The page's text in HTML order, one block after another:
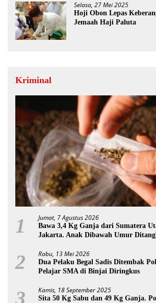
Selasa, 27 Mei 2025
Hoji Obon Lepas
Jemaah Haji Paluta
Kriminal
1 Jumat, 7 Agustus 2026
Bawa 3,4 Kg Ganja dari Sumatera
Jakarta. Anak Dibawah Umur
2 Rabu, 13 Mei 2026
Dua Pelaku Begal Sadis Ditembak
Pelajar SMA di Binjai Diringkus
3 Kamis, 18 September 2025
Sita 50 Kg Sabu dan 49 Kg Ganja.